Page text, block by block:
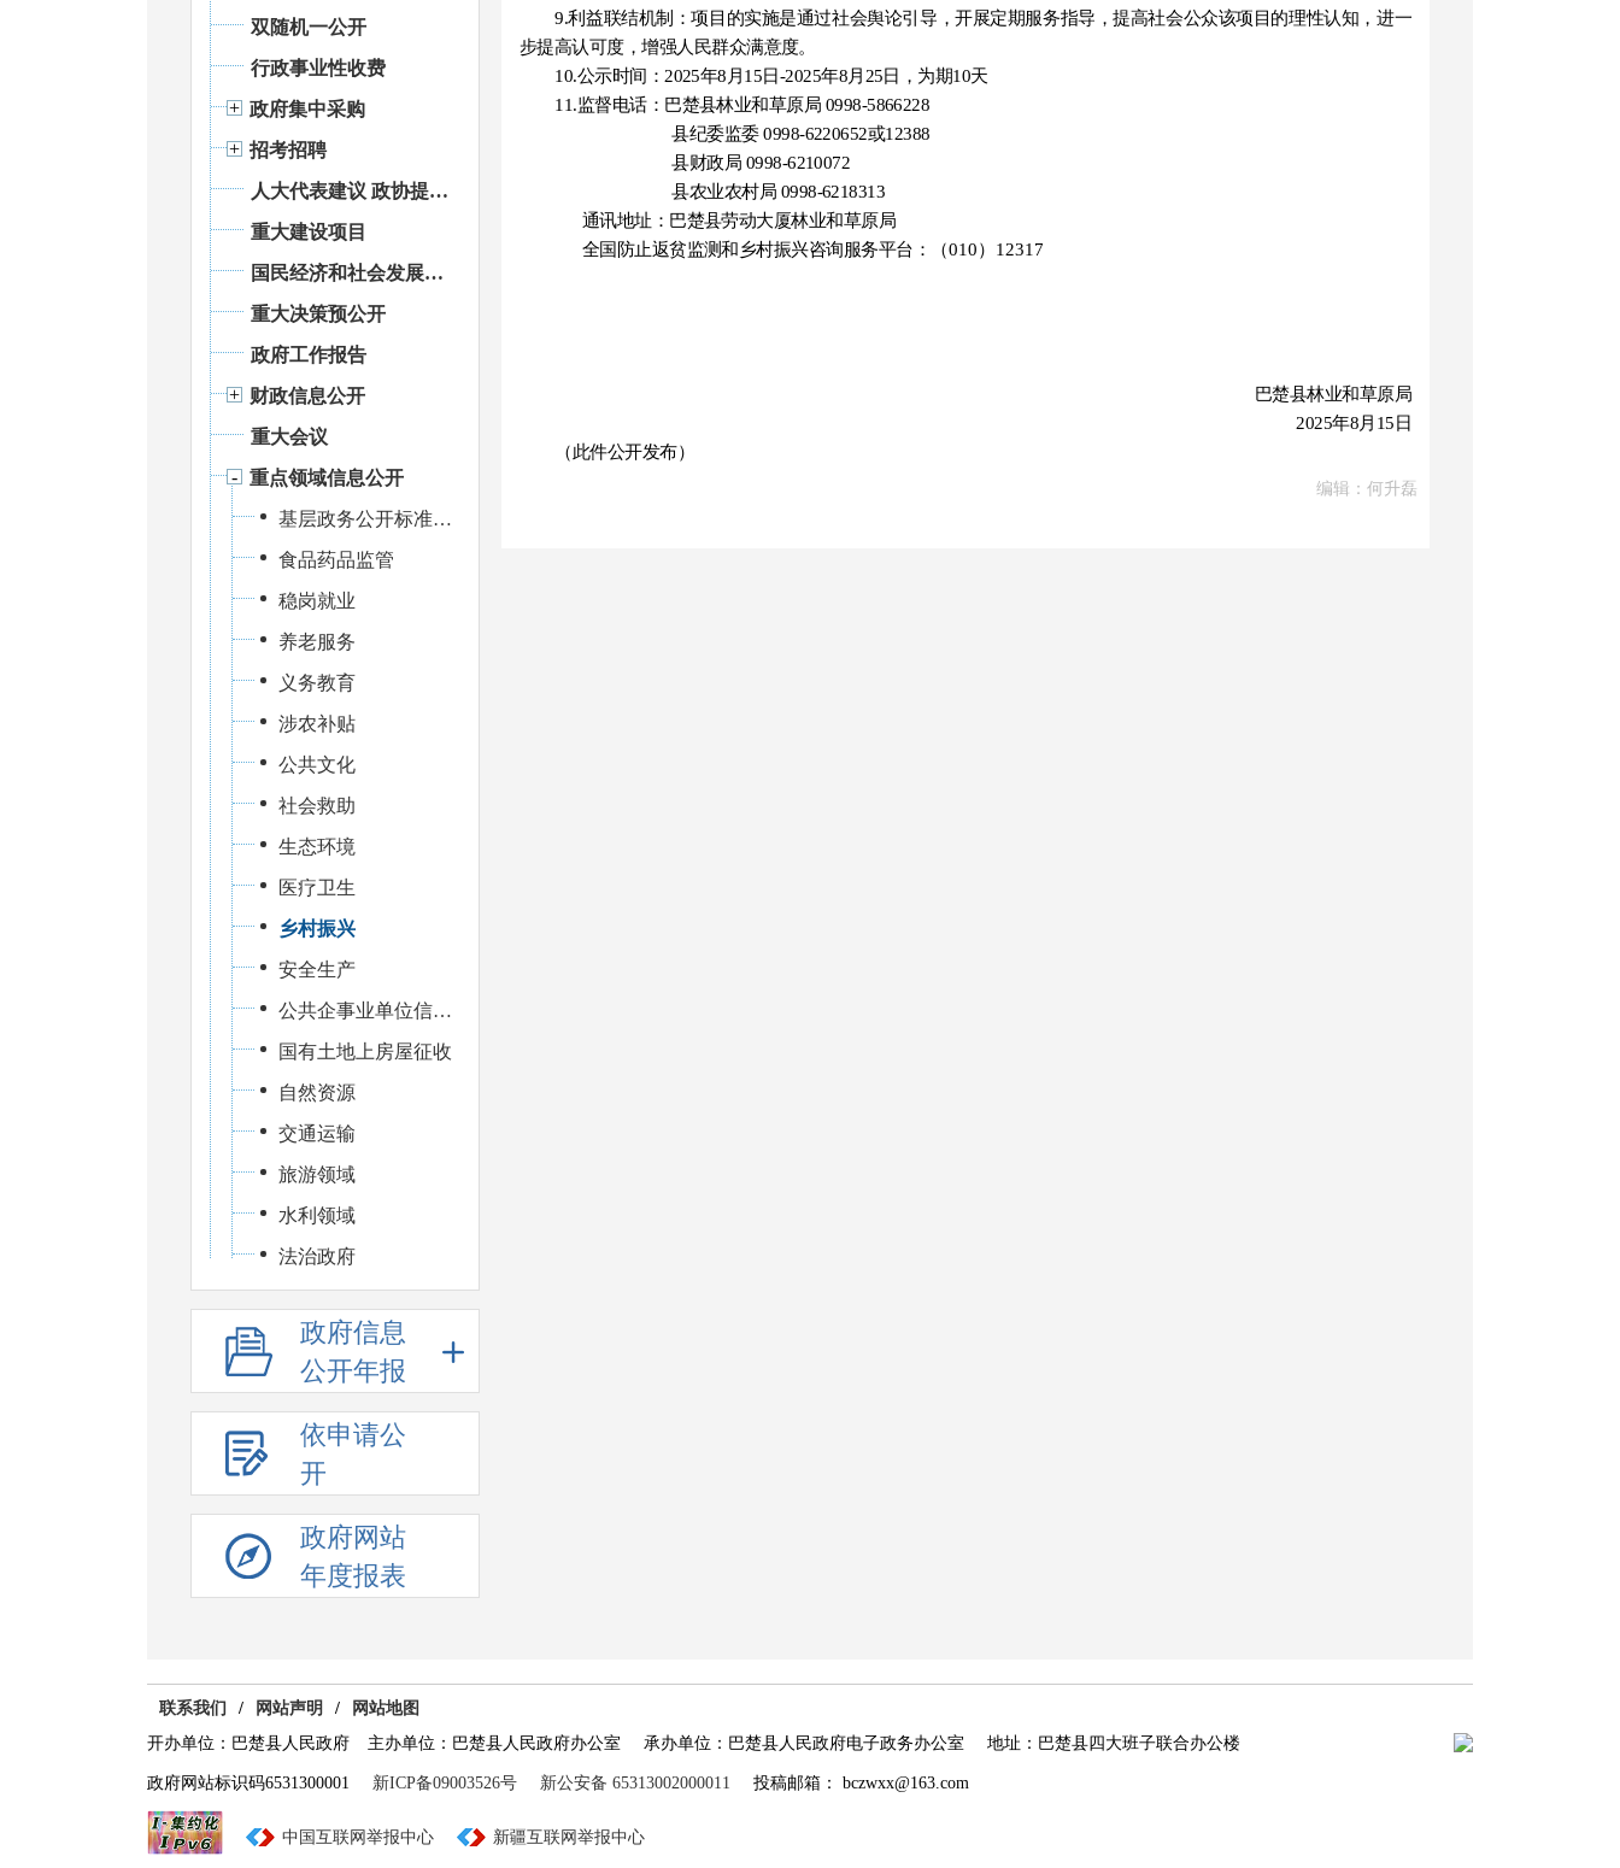
双随机一公开
行政事业性收费
政府集中采购
招考招聘
人大代表建议 政协提案办理
重大建设项目
国民经济和社会发展统计信息
重大决策预公开
政府工作报告
财政信息公开
重大会议
重点领域信息公开
基层政务公开标准化规范化建设
食品药品监管
稳岗就业
养老服务
义务教育
涉农补贴
公共文化
社会救助
生态环境
医疗卫生
乡村振兴
安全生产
公共企事业单位信息公开
国有土地上房屋征收
自然资源
交通运输
旅游领域
水利领域
法治政府
政府信息
公开年报
依申请公
开
政府网站
年度报表
9.利益联结机制：项目的实施是通过社会舆论引导，开展定期服务指导，提高社会公众该项目的理性认知，进一
步提高认可度，增强人民群众满意度。
10.公示时间： 2025年8 月 15日-2025年8月 25日，为期10天
11.监督电话： 巴楚县林业和草原局 0998-5866228
县纪委监委0998-6220652或12388
县财政局 0998-6210072
县农业农村局 0998-6218313
通讯地址： 巴楚县劳动大厦林业和草原局
全国防止返贫监测和乡村振兴咨询服务平台：
（010）12317
巴楚县林业和草原局
2025年8月 15 日
（此件公开发布）
编辑：何升磊
联系我们 / 网站声明 /
网站地图
开办单位：巴楚县人民政府
主办单位：巴楚县人民政府办公室 承办单位：巴楚县人民政府电子政务办公室 地址：巴楚县四大班子联合办公楼
政府网站标识码6531300001 新ICP备09003526号 新公安备 65313002000011 投稿邮箱： bczwxx@163.com
中国互联网举报中心 新疆互联网举报中心